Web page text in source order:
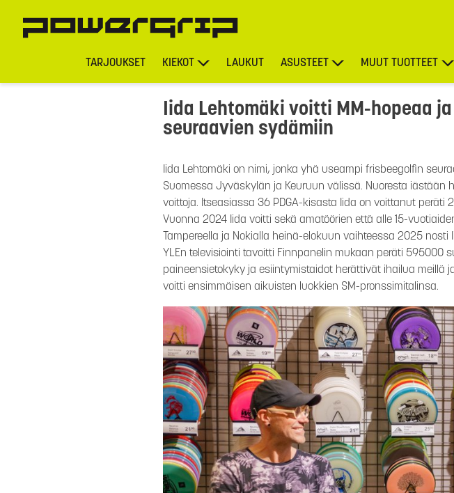
TARJOUKSET KIEKOT LAUKUT ASUSTEET MUUT TUOTTEET
Iida Lehtomäki voitti MM-hopeaa
seuraavien sydämiin
Iida Lehtomäki on nimi, jonka yhä useampi frisbeegolfin
Suomessa Jyväskylän ja Keuruun välissä. Nuoresta
voittoja. Itseasiassa 36 PDGA-kisasta Iida on voittanut peräti
Vuonna 2024 Iida voitti sekä amatöörien että alle 15-
Tampereella ja Nokialla heinä-elokuun vaihteessa 2025
YLEn televisiointi tavoitti Finnpanelin mukaan peräti 595000
paineensietokyky ja esiintymistaidot herättivät ihailua meillä
voitti ensimmäisen aikuisten luokkien SM-pronssimitalinsa.